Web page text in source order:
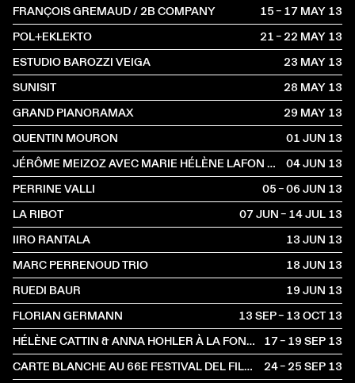
FRANÇOIS GREMAUD / 2B COMPANY
15 – 17 MAY2013
POL+EKLEKTO
21 – 22 MAY2013
ESTUDIO BAROZZI VEIGA
23 MAY2013
SUNISIT
28 MAY2013
GRAND PIANORAMAX
29 MAY2013
QUENTIN MOURON
01 JUN2013
JÉRÔME MEIZOZ AVEC MARIE HÉLÈNE LAFON ET PIERRE BERGOUNIOUX
04 JUN2013
PERRINE VALLI
05 – 06 JUN2013
LA RIBOT
07 JUN – 14 JUL2013
IIRO RANTALA
13 JUN2013
MARC PERRENOUD TRIO
18 JUN2013
RUEDI BAUR
19 JUN2013
FLORIAN GERMANN
13 SEP – 13 OCT2013
HÉLÈNE CATTIN & ANNA HOHLER À LA FONDATION SUISSE
17 – 19 SEP2013
CARTE BLANCHE AU 66E FESTIVAL DEL FILM LOCARNO AU NOUVEAU LATINA
24 – 25 SEP2013